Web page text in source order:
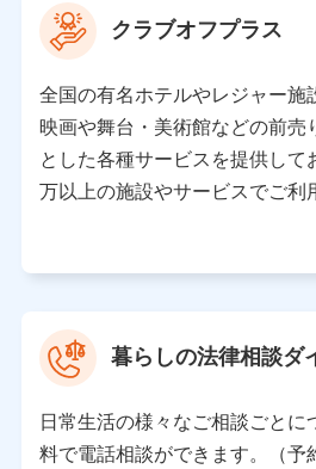
当社は利用目的の達成に必要な範
の取り扱いの全部または一部を委
す。
個人データの共同利用
当社は株式会社NTTドコモとの
人データを共同利用します。
氏名、電話番号、メールアドレス、
性、連絡先、dポイントサービスの
として、dポイントカード番号、性
所、dポイント残高、dポイント利用
利用情報
当社又は株式会社NTTドコモが提供
クラブオフプラス
全国の有名ホテルやレジャー施
映画や舞台・美術館などの前売
とした各種サービスを提供して
万以上の施設やサービスでご利
暮らしの法律相談ダ
日常生活の様々なご相談ごとに
料で電話相談ができます。（予